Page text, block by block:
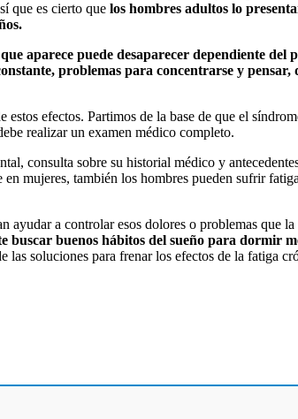
que es cierto que los hombres adultos lo
aparece puede desaparecer dependiente del
problemas para concentrarse y
efectos. Partimos de la base de que el
realizar un examen médico completo.
consulta sobre su historial médico y
mujeres, también los hombres pueden sufrir
a controlar esos dolores o problemas que
buscar buenos hábitos del sueño para dormir
las soluciones para frenar los efectos de la fatiga